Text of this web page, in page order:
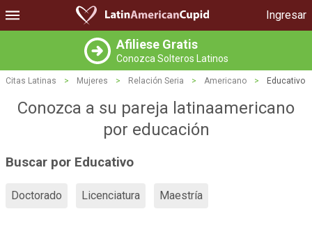
Ingresar
Afiliese Gratis
Conozca Solteros Latinos
Citas Latinas > Mujeres > Relación Seria > Americano > Educativo
Conozca a su pareja latinaamericano
por educación
Buscar por Educativo
Doctorado Licenciatura Maestría